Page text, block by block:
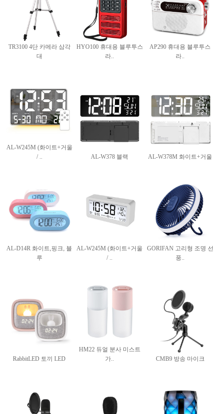
TR3100 4단 카메라 삼각
대
HYO100 휴대용 블루투스
라..
AP290 휴대용 블루투스
라..
AL-W245M (화이트+거울
/ ..
AL-W378 블랙 AL-W378M 화이트+거울
AL-D14R 화이트,핑크, 블
루
AL-W245M (화이트+거울
/ ..
GORIFAN 고리형 조명 선
풍..
RabbitLED 토끼 LED
HM22 듀얼 분사 미스트
가..
CMB9 방송 마이크